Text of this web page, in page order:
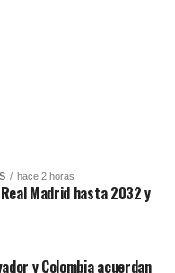
hace 2 horas
Madrid hasta 2032 y
y Colombia acuerdan